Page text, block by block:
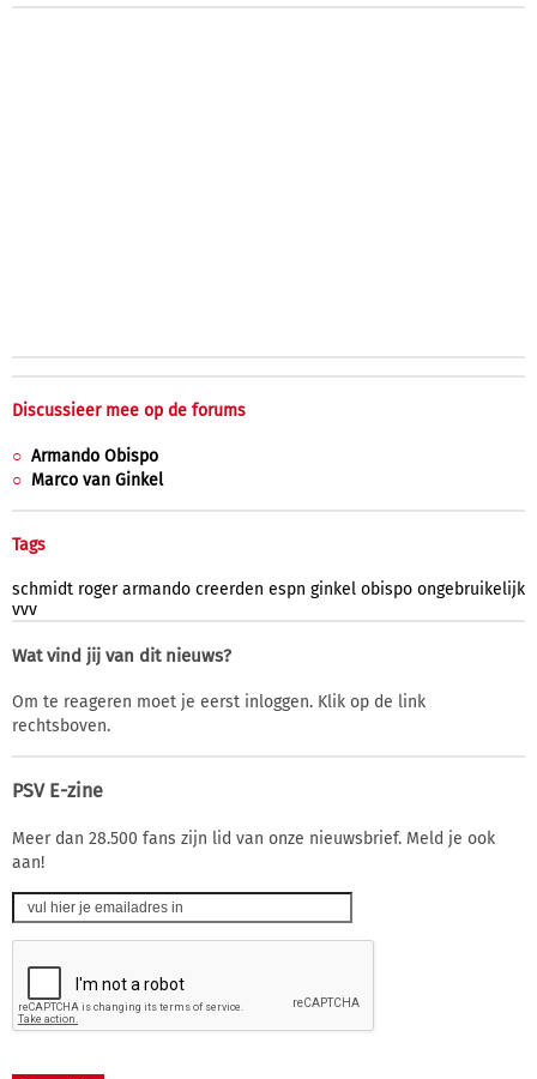
Discussieer mee op de forums
Armando Obispo
Marco van Ginkel
Tags
schmidt roger armando creerden espn ginkel obispo ongebruikelijk
vvv
Wat vind jij van dit nieuws?
Om te reageren moet je eerst inloggen. Klik op de link
rechtsboven.
PSV E-zine
Meer dan 28.500 fans zijn lid van onze nieuwsbrief. Meld je ook
aan!